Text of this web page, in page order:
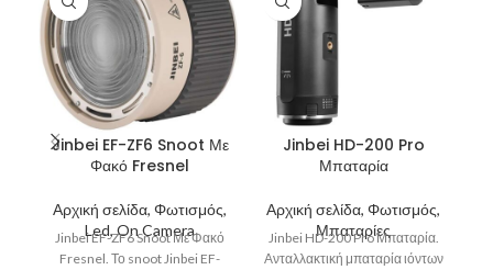
Jinbei EF-ZF6 Snoot Με
Φακό Fresnel
Αρχική σελίδα, Φωτισμός,
Led, On Camera
Jinbei EF-ZF6 Snoot Με Φακό
Fresnel. Το snoot Jinbei EF-
Jinbei HD-200 Pro
Μπαταρία
Αρχική σελίδα, Φωτισμός,
Μπαταρίες
Jinbei HD-200 Pro Μπαταρία.
Ανταλλακτική μπαταρία ιόντων